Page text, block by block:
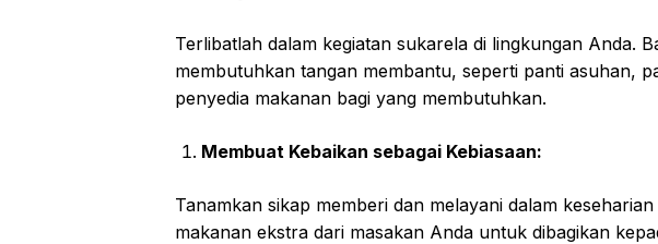
Terlibatlah dalam kegiatan sukarela di lingkungan Anda.
membutuhkan tangan membantu, seperti panti asuhan,
penyedia makanan bagi yang membutuhkan.
Membuat Kebaikan sebagai Kebiasaan:
Tanamkan sikap memberi dan melayani dalam
makanan ekstra dari masakan Anda untuk dibagikan